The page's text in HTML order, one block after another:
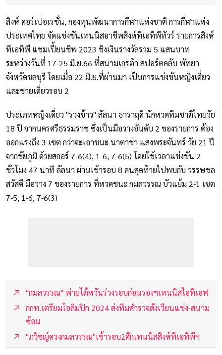
สิงห์ คอร์เปอเรชั่น, กองทุนพัฒนาการกีฬาแห่งชาติ การกีฬาแห่ง
ประเทศไทย จัดแข่งขันเทนนิสอาชีพสิงห์ทีเอทีพีทัวร์ รายการสิงห์
ทีเอทีพี แชมเปี้ยนชิพ 2023 ชิงเงินรางวัลรวม 5 แสนบาท
ระหว่างวันที่ 17-25 มิ.ย.66 ที่สนามเกรต้า สปอร์ตคลับ พัทยา
จังหวัดชลบุรี โดยเมื่อ 22 มิ.ย.ที่ผ่านมา เป็นการแข่งขันหญิงเดี่ยว
และชายเดี่ยวรอบ 2
ประเภทหญิงเดี่ยว "รวงข้าว" ลัลนา ธาราฤดี นักหวดทีมชาติไทยวัย
18 ปี จากนครศรีธรรมราช ซึ่งเป็นมือวางอันดับ 2 ของรายการ ต้อง
ออกแรงถึง 3 เซต กว่าจะเอาชนะ นาตาช่า แสงพระจันทร์ วัย 21 ปี
จากชัยภูมิ ด้วยสกอร์ 7-6(4), 1-6, 7-6(5) โดยใช้เวลาแข่งขัน 2
ชั่วโมง 47 นาที ลัลนา ผ่านเข้ารอบ 8 คนสุดท้ายไปพบกับ วรรษชล
สวัสดี มือวาง 7 ของรายการ ที่หวดชนะ กมลวรรณ บัวแย้ม 2-1 เซต
7-5, 1-6, 7-6(3)
"กมลวรรณ" พ่ายไต้หวันร่วงรอบก่อนรองฯเทนนิสไอทีเอฟ
กกท.เตรียมโอลิมปิก 2024 ส่งทีมสำรวจสังเวียนแข่ง-สนาม
ซ้อม
"ภวิชญ์ควงกมลวรรณ"เข้ารอบ2ศึกเทนนิสสิงห์ทีเอทีพีฯ